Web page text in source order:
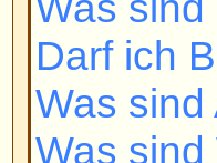
Private
Ich kann
Ich erhalte
Ich habe